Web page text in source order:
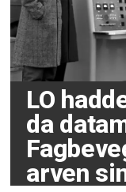
LO
da
arven